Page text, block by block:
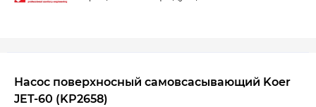
Насос поверхносный самовсасывающий Koer
JET-60 (KP2658)